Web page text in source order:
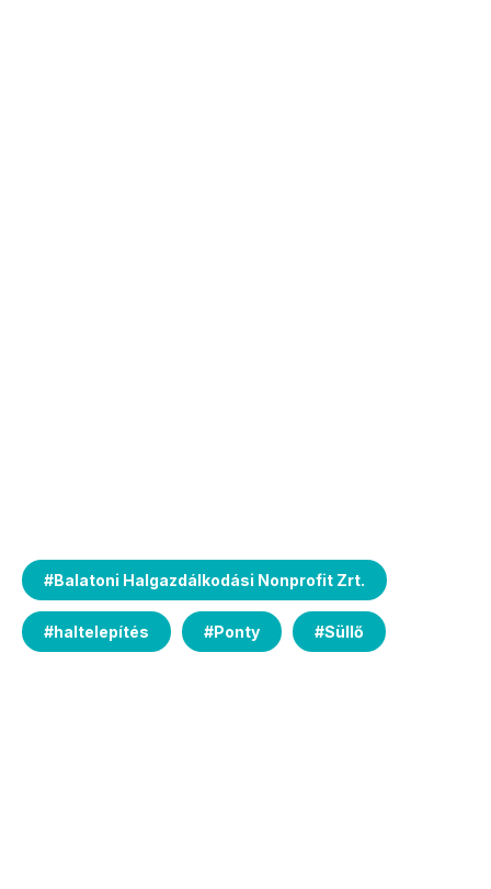
#Balatoni Halgazdálkodási Nonprofit Zrt.
#haltelepítés #Ponty #Süllő